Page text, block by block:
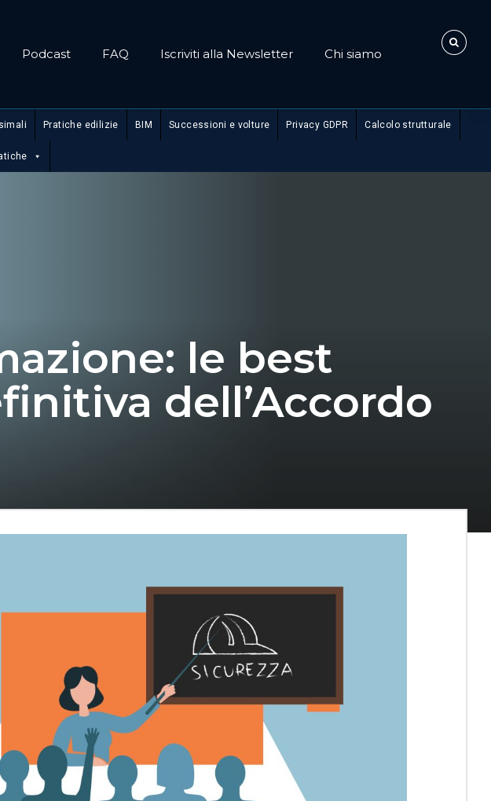
Podcast FAQ Iscriviti alla Newsletter Chi siamo
Pratiche edilizie BIM Successioni e volture Privacy GDPR Calcolo strutturale
le best
dell’Accordo